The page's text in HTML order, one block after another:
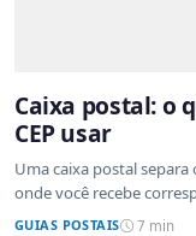
Caixa postal: o
CEP usar
Uma caixa postal
onde você recebe
GUIAS POSTAIS 7 min